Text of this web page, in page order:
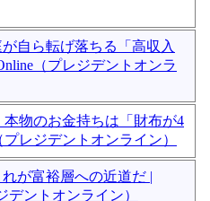
自ら転げ落ちる「高収入
（プレジデントオンラ
本物のお金持ちは「財布が4
レジデントオンライン）
が富裕層への近道だ |
デントオンライン）